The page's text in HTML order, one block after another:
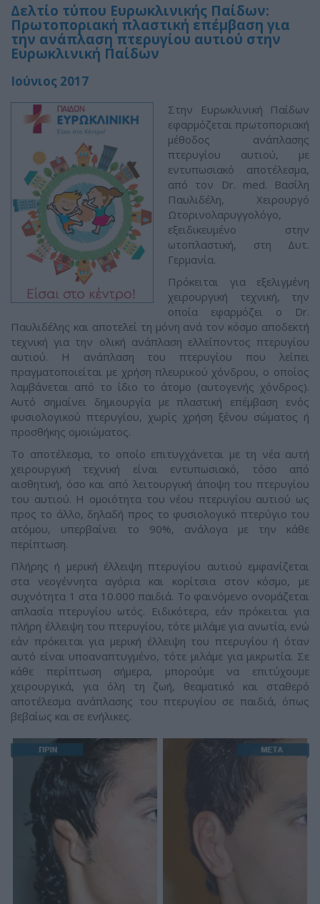
Δελτίο τύπου Ευρωκλινικής Παίδων:
Πρωτοποριακή πλαστική επέμβαση για
την ανάπλαση πτερυγίου αυτιού στην
Ευρωκλινική Παίδων
Ιούνιος 2017
Στην Ευρωκλινική Παίδων
εφαρμόζεται πρωτοποριακή
μέθοδος ανάπλασης
πτερυγίου αυτιού, με
εντυπωσιακό αποτέλεσμα,
από τον Dr. med. Βασίλη
Παυλιδέλη, Χειρουργό
Ωτορινολαρυγγολόγο,
εξειδικευμένο στην
ωτοπλαστική, στη Δυτ.
Γερμανία.
Πρόκειται για εξελιγμένη
χειρουργική τεχνική, την
οποία εφαρμόζει ο Dr.
Παυλιδέλης και αποτελεί τη μόνη ανά τον κόσμο αποδεκτή
τεχνική για την ολική ανάπλαση ελλείποντος πτερυγίου
αυτιού. Η ανάπλαση του πτερυγίου που λείπει
πραγματοποιείται με χρήση πλευρικού χόνδρου, ο οποίος
λαμβάνεται από το ίδιο το άτομο (αυτογενής χόνδρος).
Αυτό σημαίνει δημιουργία με πλαστική επέμβαση ενός
φυσιολογικού πτερυγίου, χωρίς χρήση ξένου σώματος ή
προσθήκης ομοιώματος.
Το αποτέλεσμα, το οποίο επιτυγχάνεται με τη νέα αυτή
χειρουργική τεχνική είναι εντυπωσιακό, τόσο από
αισθητική, όσο και από λειτουργική άποψη του πτερυγίου
του αυτιού. Η ομοιότητα του νέου πτερυγίου αυτιού ως
προς το άλλο, δηλαδή προς το φυσιολογικό πτερύγιο του
ατόμου, υπερβαίνει το 90%, ανάλογα με την κάθε
περίπτωση.
Πλήρης ή μερική έλλειψη πτερυγίου αυτιού εμφανίζεται
στα νεογέννητα αγόρια και κορίτσια στον κόσμο, με
συχνότητα 1 στα 10.000 παιδιά. Το φαινόμενο ονομάζεται
απλασία πτερυγίου ωτός. Ειδικότερα, εάν πρόκειται για
πλήρη έλλειψη του πτερυγίου, τότε μιλάμε για ανωτία, ενώ
εάν πρόκειται για μερική έλλειψη του πτερυγίου ή όταν
αυτό είναι υποαναπτυγμένο, τότε μιλάμε για μικρωτία. Σε
κάθε περίπτωση σήμερα, μπορούμε να επιτύχουμε
χειρουργικά, για όλη τη ζωή, θεαματικό και σταθερό
αποτέλεσμα ανάπλασης του πτερυγίου σε παιδιά, όπως
βεβαίως και σε ενήλικες.